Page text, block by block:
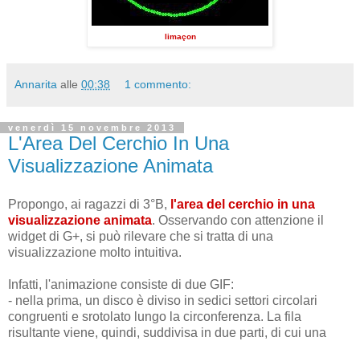
limaçon
Annarita alle 00:38 1 commento:
venerdì 15 novembre 2013
L'Area Del Cerchio In Una
Visualizzazione Animata
Propongo, ai ragazzi di 3°B, l'area del cerchio in una
visualizzazione animata. Osservando con attenzione il
widget di G+, si può rilevare che si tratta di una
visualizzazione molto intuitiva.
Infatti, l'animazione consiste di due GIF:
- nella prima, un disco è diviso in sedici settori circolari
congruenti e srotolato lungo la circonferenza. La fila
risultante viene, quindi, suddivisa in due parti, di cui una